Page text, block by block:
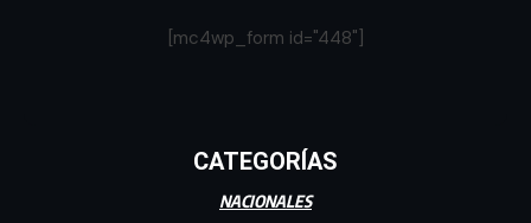
[mc4wp_form id="448"]
CATEGORÍAS
NACIONALES